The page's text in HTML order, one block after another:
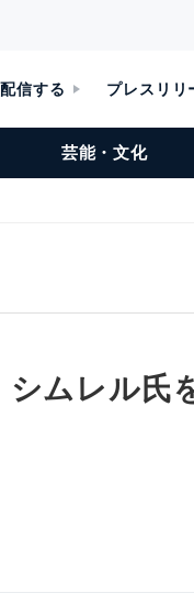
信する プレスリリ
芸能・文化
ムレル氏